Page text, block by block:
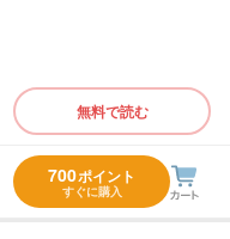
無料で読む
700ポイント
すぐに購入